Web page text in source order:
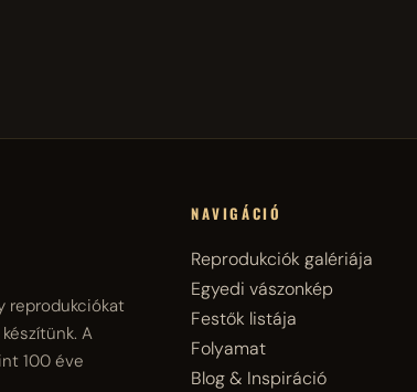
reprodukciókat
A
100 éve
NAVIGÁCIÓ
Reprodukciók galériája
Egyedi vászonkép
Festők listája
Folyamat
Blog & Inspiráció